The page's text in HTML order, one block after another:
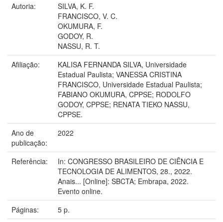
Autoria:
SILVA, K. F.
FRANCISCO, V. C.
OKUMURA, F.
GODOY, R.
NASSU, R. T.
Afiliação:
KALISA FERNANDA SILVA, Universidade
Estadual Paulista; VANESSA CRISTINA
FRANCISCO, Universidade Estadual Paulista;
FABIANO OKUMURA, CPPSE; RODOLFO
GODOY, CPPSE; RENATA TIEKO NASSU,
CPPSE.
Ano de
publicação:
2022
Referência:
In: CONGRESSO BRASILEIRO DE CIÊNCIA E
TECNOLOGIA DE ALIMENTOS, 28., 2022.
Anais... [Online]: SBCTA; Embrapa, 2022.
Evento online.
Páginas:
5 p.